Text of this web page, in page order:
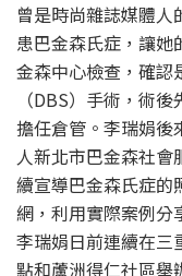
曾是時尚雜誌媒體
患巴金森氏症，讓她
金森中心檢查，確認
（DBS）手術，術
擔任倉管。李瑞娟後
人新北市巴金森社
續宣導巴金森氏症的
網，利用實際案例分
李瑞娟日前連續在三
點和蘆洲得仁社區舉